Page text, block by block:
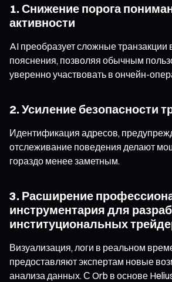
1. Снижение порога
активности
AI преобразует сложные транзакции
пояснения, позволяя обычным
уверенно участвовать в ончейн-
2. Усиление безопасности
Идентификация адресов,
отслеживание поведения делают
гораздо менее заметным.
3. Расширение
инструментария для
институциональных
Визуализация, логи в реальном
предоставляют экспертам новые
анализа данных. С Orb в основе